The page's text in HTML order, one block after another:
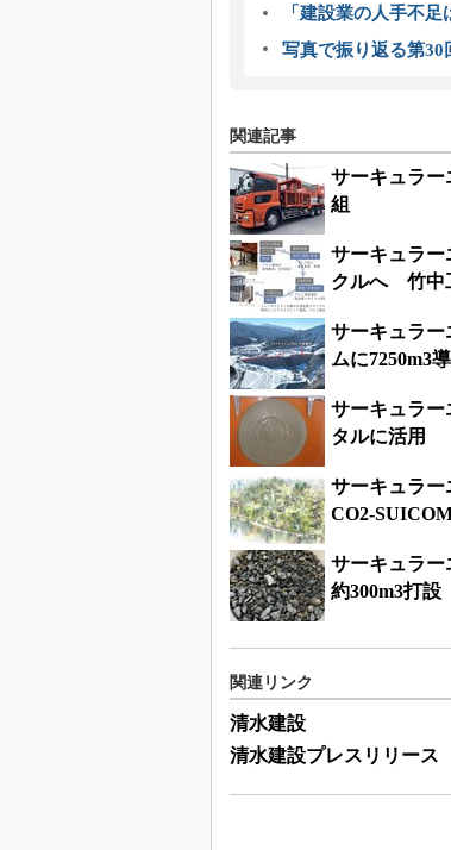
「建設業の人手不
写真で振り返る第30
関連記事
サーキュラー
組
サーキュラー
クルへ 竹中
サーキュラー
ムに7250m3
サーキュラー
タルに活用
サーキュラー
CO2-
サーキュラー
約300m3打
関連リンク
清水建設
清水建設プレスリリース